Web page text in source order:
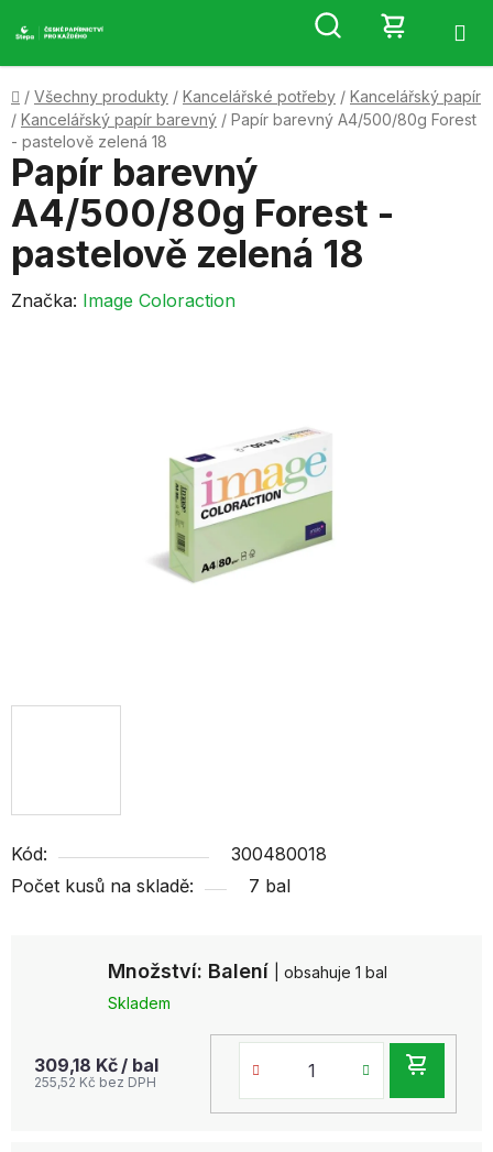
na
Hledat
KOŠÍK
Domů
/ Všechny produkty / Kancelářské potřeby / Kancelářský papír
/ Kancelářský papír barevný / Papír barevný A4/500/80g Forest
- pastelově zelená 18
Množství: Balení
| obsahuje 1 bal
Skladem
309,18 Kč / bal
255,52 Kč bez DPH
Kód:
300480018
Počet kusů na skladě:
7 bal
Papír barevný
A4/500/80g Forest -
pastelově zelená 18
Značka: Image Coloraction